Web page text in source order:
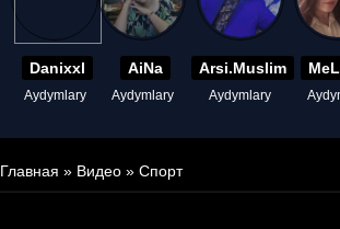
Danixxl
Aydymlary
AiNa
Aydymlary
Arsi.Muslim
Aydymlary
Главная » Видео » Спорт